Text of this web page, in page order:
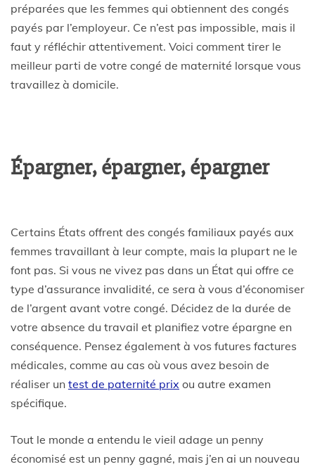
préparées que les femmes qui obtiennent des congés
payés par l’employeur. Ce n’est pas impossible, mais il
faut y réfléchir attentivement. Voici comment tirer le
meilleur parti de votre congé de maternité lorsque vous
travaillez à domicile.
Épargner, épargner, épargner
Certains États offrent des congés familiaux payés aux
femmes travaillant à leur compte, mais la plupart ne le
font pas. Si vous ne vivez pas dans un État qui offre ce
type d’assurance invalidité, ce sera à vous d’économiser
de l’argent avant votre congé. Décidez de la durée de
votre absence du travail et planifiez votre épargne en
conséquence. Pensez également à vos futures factures
médicales, comme au cas où vous avez besoin de
réaliser un test de paternité prix ou autre examen
spécifique.
Tout le monde a entendu le vieil adage un penny
économisé est un penny gagné, mais j’en ai un nouveau